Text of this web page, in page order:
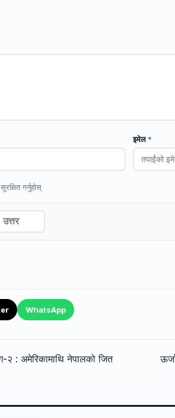
इमेल*
गर्नुहोस्
WhatsApp
: अमेरिकामाथि नेपालको जित